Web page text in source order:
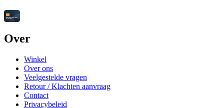
Over
Winkel
Over ons
Veelgestelde vragen
Retour / Klachten aanvraag
Contact
Privacybeleid